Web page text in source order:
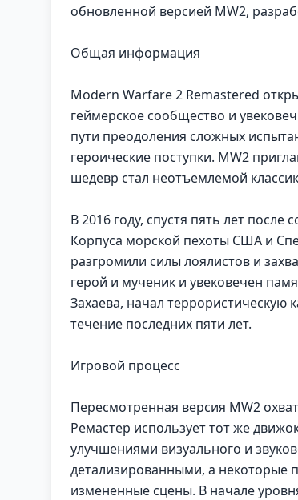
обновленной версией MW2,
Общая информация
Modern Warfare 2 Remastered
геймерское сообщество и
пути преодоления сложных
героические поступки. MW2
шедевр стал неотъемлемой
В 2016 году, спустя пять лет
Корпуса морской пехоты США и
разгромили силы лоялистов и
герой и мученик и увековечен
Захаева, начал террористическую
течение последних пяти лет.
Игровой процесс
Пересмотренная версия MW2
Ремастер использует тот же
улучшениями визуального и
детализированными, а некоторые
измененные сцены. В начале